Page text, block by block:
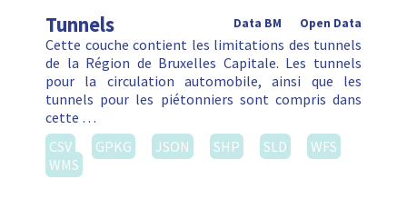
Tunnels Open Data
Data BM
Cette couche contient les limitations des tunnels
de la Région de Bruxelles Capitale. Les tunnels
pour la circulation automobile, ainsi que les
tunnels pour les piétonniers sont compris dans
cette …
CSV
GPKG JSON SHP SLD
WFS
WMS